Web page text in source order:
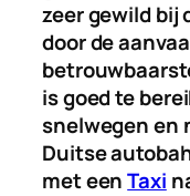
zeer gewild bij
door de
is goed te
snelwegen en
Duitse
met eenTaxi